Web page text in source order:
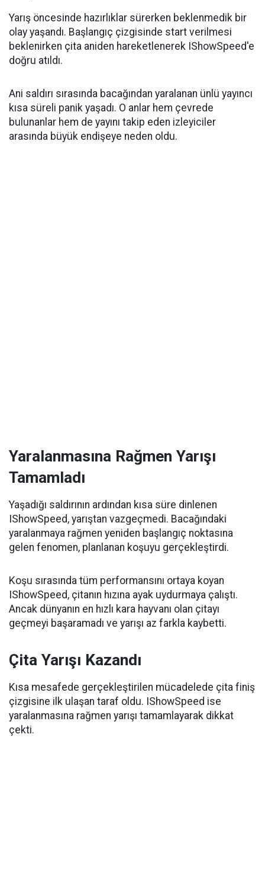
Yarış öncesinde hazırlıklar sürerken beklenmedik bir
olay yaşandı. Başlangıç çizgisinde start verilmesi
beklenirken çita aniden hareketlenerek IShowSpeed'e
doğru atıldı.
Ani saldırı sırasında bacağından yaralanan ünlü yayıncı
kısa süreli panik yaşadı. O anlar hem çevrede
bulunanlar hem de yayını takip eden izleyiciler
arasında büyük endişeye neden oldu.
Yaralanmasına Rağmen Yarışı
Tamamladı
Yaşadığı saldırının ardından kısa süre dinlenen
IShowSpeed, yarıştan vazgeçmedi. Bacağındaki
yaralanmaya rağmen yeniden başlangıç noktasına
gelen fenomen, planlanan koşuyu gerçekleştirdi.
Koşu sırasında tüm performansını ortaya koyan
IShowSpeed, çitanın hızına ayak uydurmaya çalıştı.
Ancak dünyanın en hızlı kara hayvanı olan çitayı
geçmeyi başaramadı ve yarışı az farkla kaybetti.
Çita Yarışı Kazandı
Kısa mesafede gerçekleştirilen mücadelede çita finiş
çizgisine ilk ulaşan taraf oldu. IShowSpeed ise
yaralanmasına rağmen yarışı tamamlayarak dikkat
çekti.